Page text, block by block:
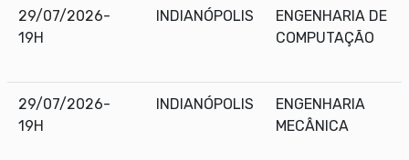
29/07/2026-
19H
INDIANÓPOLIS
ENGENHARIA DE
COMPUTAÇÃO
29/07/2026-
19H
INDIANÓPOLIS
ENGENHARIA
MECÂNICA